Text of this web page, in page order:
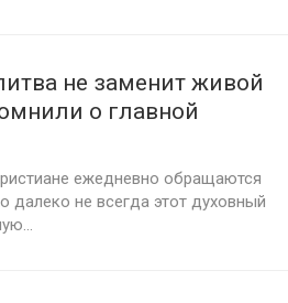
не заменит живой
о главной
ежедневно обращаются
далеко не всегда этот духовный